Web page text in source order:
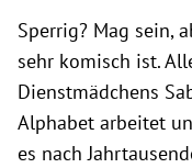
Sperrig? Mag sein,
sehr komisch ist.
Dienstmädchens
Alphabet arbeitet
es nach